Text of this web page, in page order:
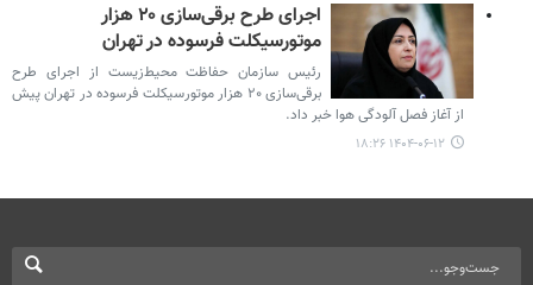
اجرای طرح برقی‌سازی ۲۰ هزار
موتورسیکلت فرسوده در تهران
رئیس سازمان حفاظت محیط‌زیست از اجرای طرح
برقی‌سازی ۲۰ هزار موتورسیکلت فرسوده در تهران پیش
از آغاز فصل آلودگی هوا خبر داد.
۱۴۰۴-۰۶-۱۲ ۱۸:۲۶